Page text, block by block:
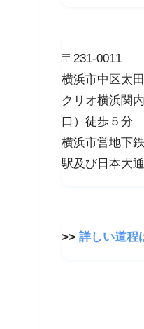
〒231-0011
横浜市中区太
クリオ横浜関
口）徒歩５分
横浜市営地下
駅及び日本大
>> 詳しい道程